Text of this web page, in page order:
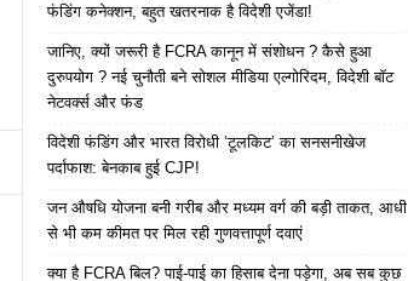
फंडिंग कनेक्शन, बहुत खतरनाक है विदेशी एजेंडा!
जानिए, क्यों जरूरी है FCRA कानून में संशोधन ? कैसे हुआ
दुरुपयोग ? नई चुनौती बने सोशल मीडिया एल्गोरिदम, विदेशी बॉट
नेटवर्क्स और फंड
विदेशी फंडिंग और भारत विरोधी ‘टूलकिट’ का सनसनीखेज
पर्दाफाश: बेनकाब हुई CJP!
जन औषधि योजना बनी गरीब और मध्यम वर्ग की बड़ी ताकत, आधी
से भी कम कीमत पर मिल रही गुणवत्तापूर्ण दवाएं
क्या है FCRA बिल? पाई-पाई का हिसाब देना पड़ेगा, अब सब कुछ